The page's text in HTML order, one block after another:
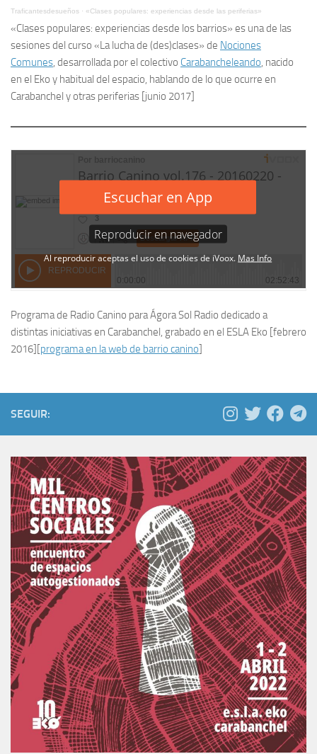
Traficantesdesueños · «Clases populares: experiencias desde las periferias»
«Clases populares: experiencias desde los barrios» es una de las
sesiones del curso «La lucha de (des)clases» de Nociones
Comunes, desarrollada por el colectivo Carabancheleando, nacido
en el Eko y habitual del espacio, hablando de lo que ocurre en
Carabanchel y otras periferias [junio 2017]
Programa de Radio Canino para Ágora Sol Radio dedicado a
distintas iniciativas en Carabanchel, grabado en el ESLA Eko [febrero
2016][programa en la web de barrio canino]
SEGUIR: